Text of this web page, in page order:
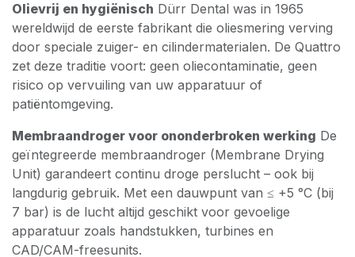
Olievrij en hygiënisch Dürr Dental was in 1965
wereldwijd de eerste fabrikant die oliesmering verving
door speciale zuiger- en cilindermaterialen. De Quattro
zet deze traditie voort: geen oliecontaminatie, geen
risico op vervuiling van uw apparatuur of
patiëntomgeving.
Membraandroger voor ononderbroken werking De
geïntegreerde membraandroger (Membrane Drying
Unit) garandeert continu droge perslucht – ook bij
langdurig gebruik. Met een dauwpunt van ≤ +5 °C (bij
7 bar) is de lucht altijd geschikt voor gevoelige
apparatuur zoals handstukken, turbines en
CAD/CAM-freesunits.